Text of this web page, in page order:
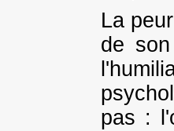
La
de
pas :